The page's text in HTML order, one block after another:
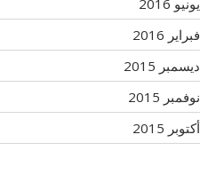
فبراير 2016
ديسمبر 2015
نوفمبر 2015
أكتوبر 2015